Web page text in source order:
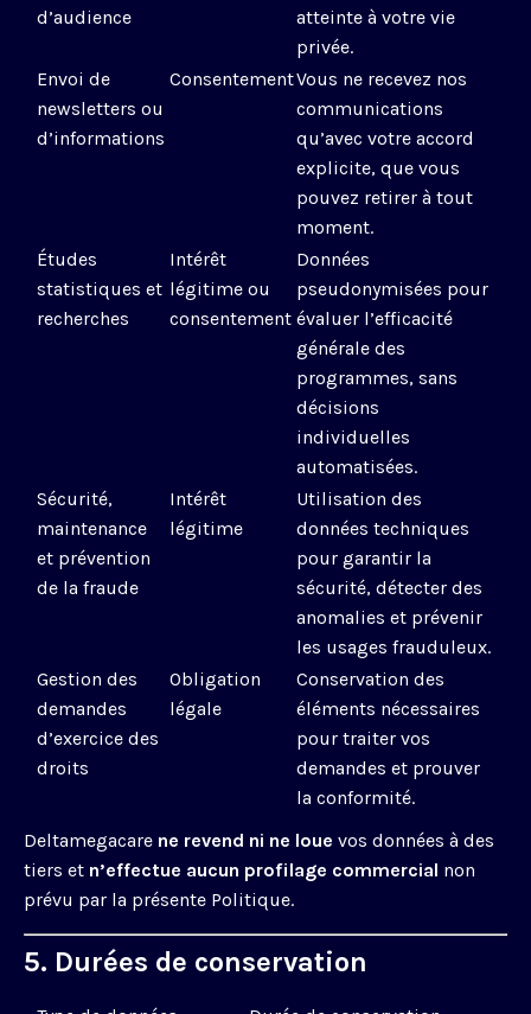
d’audience
atteinte à votre vie
privée.
Envoi de
newsletters ou
d’informations
ConsentementVous ne recevez nos
communications
qu’avec votre accord
explicite, que vous
pouvez retirer à tout
moment.
Études
statistiques et
recherches
Intérêt
légitime ou
consentement
Données
pseudonymisées pour
évaluer l’efficacité
générale des
programmes, sans
décisions
individuelles
automatisées.
Sécurité,
maintenance
et prévention
de la fraude
Intérêt
légitime
Utilisation des
données techniques
pour garantir la
sécurité, détecter des
anomalies et prévenir
les usages frauduleux.
Gestion des
demandes
d’exercice des
droits
Obligation
légale
Conservation des
éléments nécessaires
pour traiter vos
demandes et prouver
la conformité.
Deltamegacare ne revend ni ne loue vos données à des
tiers et n’effectue aucun profilage commercial non
prévu par la présente Politique.
5. Durées de conservation